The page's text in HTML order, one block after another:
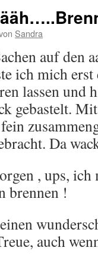
Sandra
auf den
ich mich
lassen und
gebastelt.
Da
, ups, ich
brennen !
auch